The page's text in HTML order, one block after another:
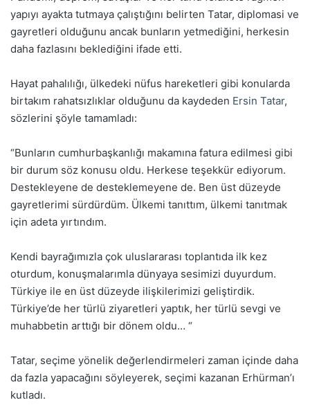
yapıyı ayakta tutmaya çalıştığını belirten Tatar, diplomasi ve
gayretleri olduğunu ancak bunların yetmediğini, herkesin
daha fazlasını beklediğini ifade etti.
Hayat pahalılığı, ülkedeki nüfus hareketleri gibi konularda
birtakım rahatsızlıklar olduğunu da kaydeden Ersin Tatar,
sözlerini şöyle tamamladı:
“Bunların cumhurbaşkanlığı makamına fatura edilmesi gibi
bir durum söz konusu oldu. Herkese teşekkür ediyorum.
Destekleyene de desteklemeyene de. Ben üst düzeyde
gayretlerimi sürdürdüm. Ülkemi tanıttım, ülkemi tanıtmak
için adeta yırtındım.
Kendi bayrağımızla çok uluslararası toplantıda ilk kez
oturdum, konuşmalarımla dünyaya sesimizi duyurdum.
Türkiye ile en üst düzeyde ilişkilerimizi geliştirdik.
Türkiye’de her türlü ziyaretleri yaptık, her türlü sevgi ve
muhabbetin arttığı bir dönem oldu… “
Tatar, seçime yönelik değerlendirmeleri zaman içinde daha
da fazla yapacağını söyleyerek, seçimi kazanan Erhürman’ı
kutladı.